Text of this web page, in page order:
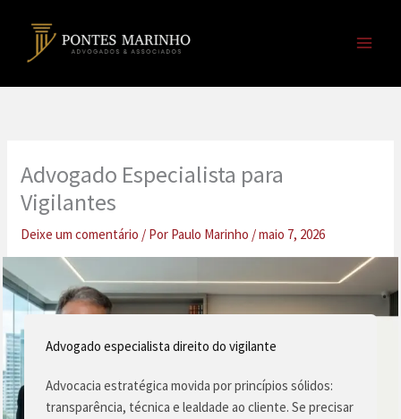
Advogado Especialista para
Vigilantes
Deixe um comentário / Por Paulo Marinho /maio 7, 2026
Advogado especialista direito do vigilante
Advocacia estratégica movida por princípios sólidos:
transparência, técnica e lealdade ao cliente. Se precisar